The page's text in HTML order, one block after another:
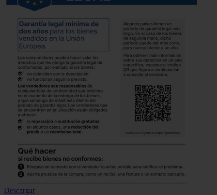
Descargar